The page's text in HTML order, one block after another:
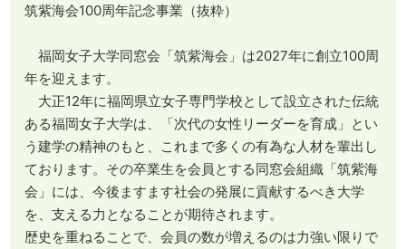
筑紫海会100周年記念事業（抜粋）
福岡女子大学同窓会「筑紫海会」は2027年に創立100周
年を迎えます。
大正12年に福岡県立女子専門学校として設立された伝統
ある福岡女子大学は、「次代の女性リーダーを育成」とい
う建学の精神のもと、これまで多くの有為な人材を輩出し
ております。その卒業生を会員とする同窓会組織「筑紫海
会」には、今後ますます社会の発展に貢献するべき大学
を、支える力となることが期待されます。
歴史を重ねることで、会員の数が増えるのは力強い限りで